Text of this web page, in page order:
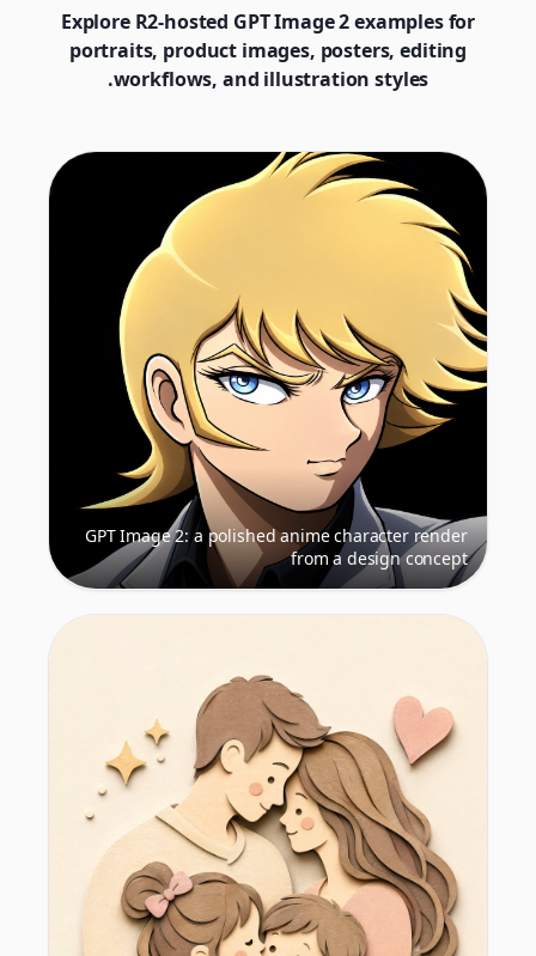
Explore R2-hosted GPT Image 2 examples for
portraits, product images, posters, editing
workflows, and illustration styles.
GPT Image 2: a polished anime character render
from a design concept